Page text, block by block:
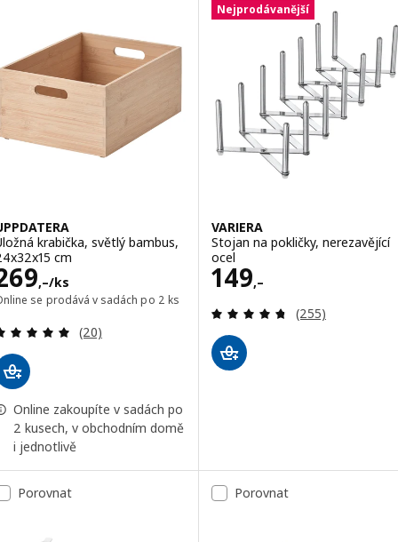
krabička, světlý bambus,
cm
,–/ks
269,–/ks
se prodává v sadách po 2 ks
Recenze: 4.9 z 5 hvězdy. Celkem recenzí:
(20)
Online zakoupíte v sadách po
2 kusech, v obchodním domě
i jednotlivě
Nejprodávanější
VARIERA
Stojan na pokličky, nerezavějící
ocel
149,–
Cena 149,–
Recenze: 4.7 z
(255)
Porovnat Porovnat